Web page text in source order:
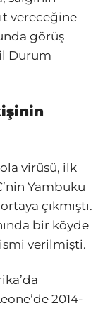
vereceğine
görüş
Durum
virüsü, ilk
Yambuku
çıkmıştı.
bir köyde
verilmişti.
2014-